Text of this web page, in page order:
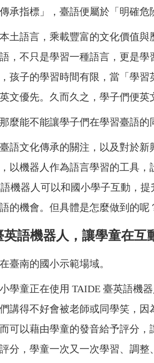
承指標」，臺語便屬於「明確危
本土語言，乘載豐富的文化價值
，不只是學習一種語言，更是學
孩子的學習時間有限，當「學
文優先。久而久之，學子們便英
麼能不能讓學子們在學習臺語的
語文化傳承的關注，以及對於
以機器人作為語言學習的工具，
機器人可以和國小學子互動，
的機會。但具體是怎麼做到的呢
英語機器人，讓學童在互
臺南的國小示範場域。
學童正在使用 TAIDE 臺英語機
講得不好會被老師或同學笑，
可以藉由學童的發音給予評分
分，學童一次又一次學習、調